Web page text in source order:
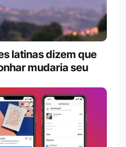
latinas dizem que
mudaria seu